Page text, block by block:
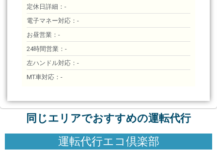
定休日詳細：-
電子マネー対応：-
お昼営業：-
24時間営業：-
左ハンドル対応：-
MT車対応：-
同じエリアでおすすめの運転代行
運転代行エコ倶楽部